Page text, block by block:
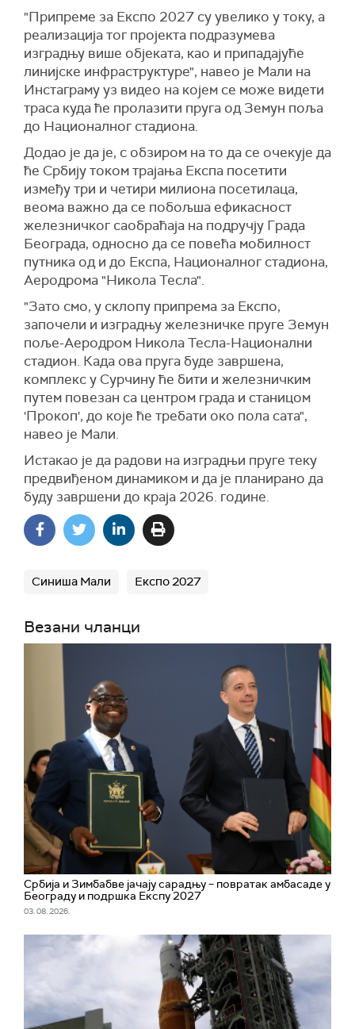
"Припреме за Експо 2027 су увелико у току, а
реализација тог пројекта подразумева
изградњу више објеката, као и припадајуће
линијске инфраструктуре", навео је Мали на
Инстаграму уз видео на којем се може видети
траса куда ће пролазити пруга од Земун поља
до Националног стадиона.
Додао је да је, с обзиром на то да се очекује да
ће Србију током трајања Експа посетити
између три и четири милиона посетилаца,
веома важно да се побољша ефикасност
железничког саобраћаја на подручју Града
Београда, односно да се повећа мобилност
путника од и до Експа, Националног стадиона,
Аеродрома "Никола Тесла".
"Зато смо, у склопу припрема за Експо,
започели и изградњу железничке пруге Земун
поље-Аеродром Никола Тесла-Национални
стадион. Када ова пруга буде завршена,
комплекс у Сурчину ће бити и железничким
путем повезан са центром града и станицом
'Прокоп', до које ће требати око пола сата",
навео је Мали.
Истакао је да радови на изградњи пруге теку
предвиђеном динамиком и да је планирано да
буду завршени до краја 2026. године.
Синиша Мали Експо 2027
Везани чланци
Србија и Зимбабве јачају сарадњу – повратак амбасаде у
Београду и подршка Експу 2027
03. 08. 2026.